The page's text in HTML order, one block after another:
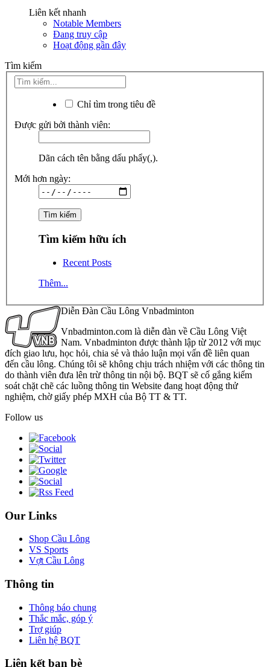
Liên kết nhanh
Notable Members
Đang truy cập
Hoạt động gần đây
Tìm kiếm
Chỉ tìm trong tiêu đề
Được gửi bởi thành viên:
Dãn cách tên bằng dấu phẩy(,).
Mới hơn ngày:
Tìm kiếm hữu ích
Recent Posts
Thêm...
Diễn Đàn Cầu Lông Vnbadminton
Vnbadminton.com là diễn đàn về Cầu Lông Việt
Nam. Vnbadminton được thành lập từ 2012 với mục
đích giao lưu, học hỏi, chia sẻ và thảo luận mọi vấn đề liên quan
đến cầu lông. Chúng tôi sẽ không chịu trách nhiệm với các thông tin
do thành viên đưa lên trừ thông tin nội bộ. BQT sẽ cố gắng kiểm
soát chặt chẽ các luồng thông tin Website đang hoạt động thử
nghiệm, chờ giấy phép MXH của Bộ TT & TT.
Follow us
Our Links
Shop Cầu Lông
VS Sports
Vợt Cầu Lông
Thông tin
Thông báo chung
Thắc mắc, góp ý
Trợ giúp
Liên hệ BQT
Liên kết bạn bè